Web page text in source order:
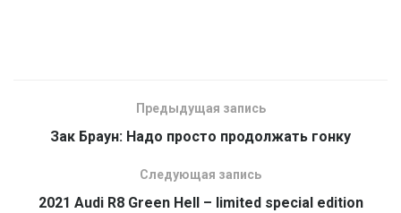
Предыдущая запись
Зак Браун: Надо просто продолжать гонку
Следующая запись
2021 Audi R8 Green Hell – limited special edition